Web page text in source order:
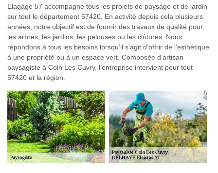
Elagage 57 accompagne tous les projets de paysage et de jardin
sur tout le département 57420. En activité depuis cela plusieurs
années, notre objectif est de fournir des travaux de qualité pour
les arbres, les jardins, les pelouses ou les clôtures. Nous
répondons à tous les besoins lorsqu’il s’agit d’offrir de l’esthétique
à une propriété ou à un espace vert. Composée d’artisan
paysagiste à Coin Les Cuvry, l’entreprise intervient pour tout
57420 et la région.